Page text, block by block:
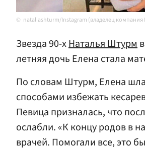
nataliashturm/Instagram (владелец компания
Звезда 90-хНаталья Штурм
летняя дочь Елена стала
По словам Штурм, Елена
способами избежать
Певица призналась, что
ослабли. «К концу родов в
врачей. Помогали все, это